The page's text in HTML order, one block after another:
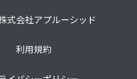
式会社アプルーシッド
利用規約